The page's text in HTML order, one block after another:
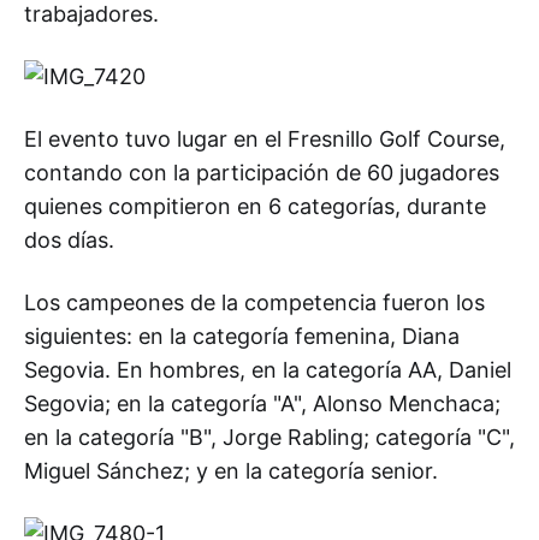
trabajadores.
El evento tuvo lugar en el Fresnillo Golf Course,
contando con la participación de 60 jugadores
quienes compitieron en 6 categorías, durante
dos días.
Los campeones de la competencia fueron los
siguientes: en la categoría femenina, Diana
Segovia. En hombres, en la categoría AA, Daniel
Segovia; en la categoría "A", Alonso Menchaca;
en la categoría "B", Jorge Rabling; categoría "C",
Miguel Sánchez; y en la categoría senior.